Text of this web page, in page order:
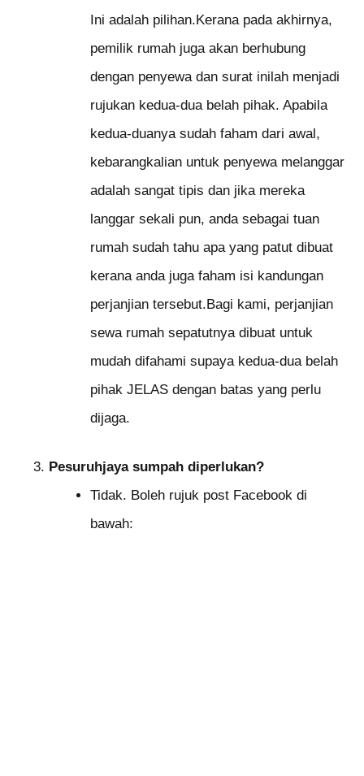
Ini adalah pilihan.Kerana pada akhirnya,
pemilik rumah juga akan berhubung
dengan penyewa dan surat inilah menjadi
rujukan kedua-dua belah pihak. Apabila
kedua-duanya sudah faham dari awal,
kebarangkalian untuk penyewa melanggar
adalah sangat tipis dan jika mereka
langgar sekali pun, anda sebagai tuan
rumah sudah tahu apa yang patut dibuat
kerana anda juga faham isi kandungan
perjanjian tersebut.Bagi kami, perjanjian
sewa rumah sepatutnya dibuat untuk
mudah difahami supaya kedua-dua belah
pihak JELAS dengan batas yang perlu
dijaga.
Pesuruhjaya sumpah diperlukan?
Tidak. Boleh rujuk post Facebook di
bawah: